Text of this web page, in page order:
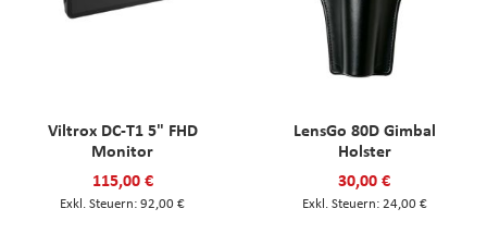
Viltrox DC-T1 5" FHD
Monitor
115,00 €
92,00 €
LensGo 80D Gimbal
Holster
30,00 €
24,00 €